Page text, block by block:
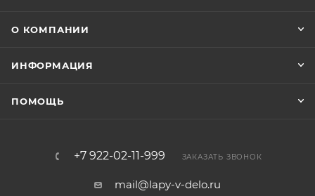
О КОМПАНИИ
ИНФОРМАЦИЯ
ПОМОЩЬ
+7 922-02-11-999 ЗАКАЗАТЬ ЗВОНОК
mail@lapy-v-delo.ru